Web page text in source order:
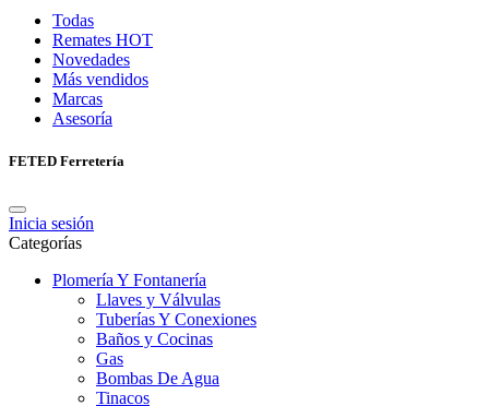
Todas
Remates HOT
Novedades
Más vendidos
Marcas
Asesoría
FETED Ferretería
Inicia sesión
Categorías
Plomería Y Fontanería
Llaves y Válvulas
Tuberías Y Conexiones
Baños y Cocinas
Gas
Bombas De Agua
Tinacos